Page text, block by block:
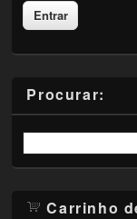
Procurar:
Carrinho